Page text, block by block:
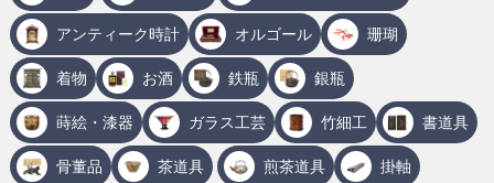
アンティーク時計 オルゴール 珊瑚
着物 お酒 鉄瓶 銀瓶
蒔絵・漆器 ガラス工芸 竹細工 書道具
骨董品 茶道具 煎茶道具 掛軸